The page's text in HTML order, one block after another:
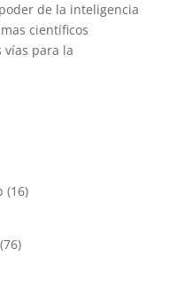
de la inteligencia
científicos
vías para la
(16)
(76)